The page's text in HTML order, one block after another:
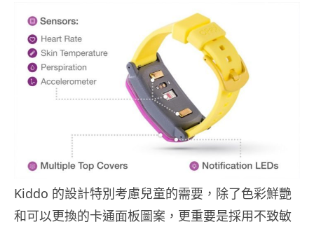
Kiddo 的設計特別考慮兒童的需要，除了色彩鮮艷
和可以更換的卡通面板圖案，更重要是採用不致敏